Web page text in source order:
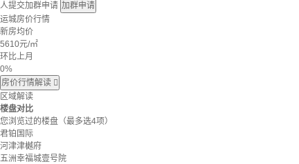
人提交加群申请 加群申请
运城房价行情
新房均价
5610元/㎡
环比上月
0%
房价行情解读 
区域解读
楼盘对比
您浏览过的楼盘 （最多选4项）
君铂国际
河津津樾府
五洲幸福城壹号院